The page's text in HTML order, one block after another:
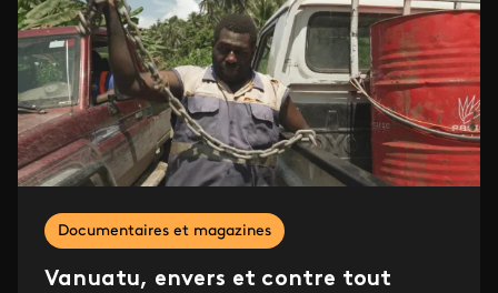
Documentaires et magazines
Vanuatu, envers et contre tout